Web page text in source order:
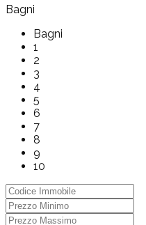
Bagni
Bagni
1
2
3
4
5
6
7
8
9
10